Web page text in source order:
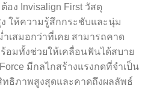
ง Invisalign First วัสดุ
ให้ความรู้สึกกระชับและนุ่ม
เสมอกว่าที่เคย สามารถคาด
อมทั้งช่วยให้เคลื่อนฟันได้สบาย
มีกลไกสร้างแรงกดที่จำเป็น
ทธิภาพสูงสุดและคาดถึงผลลัพธ์